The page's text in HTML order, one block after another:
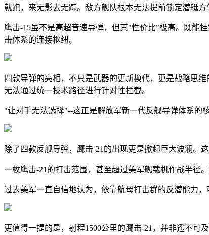
就跑，来无影去无踪。敌方舰队根本无法提前锁定潜艇方
鹰击-15虽不是高超音速导弹，但其"性价比"极高。既能
击体系的连接枢纽。
四款导弹的亮相，不只是武器的更新换代，更是战略思
无法通过统一技术路径进行针对性拦截。
"让对手无法选择"--这正是解放军新一代反舰导弹体系的
除了四款反舰导弹，鹰击-21的出现更是掀起巨大波澜。
一枚鹰击-21的打击范围，甚至超过美军舰载机作战半径
过去美军一直自信地认为，依靠航母打击群的反潜能力
更值得一提的是，射程1500公里的鹰击-21，并非遥不可